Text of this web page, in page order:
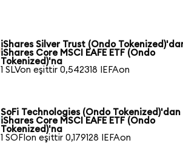
iShares Silver Trust (Ondo
iShares Core MSCI EAFE ETF (Ondo
Tokenized)'na
1 SLVon eşittir 0,542318 IEFAon
SoFi Technologies (Ondo Tokenized)'dan
iShares Core MSCI EAFE ETF (Ondo
Tokenized)'na
1 SOFIon eşittir 0,179128 IEFAon